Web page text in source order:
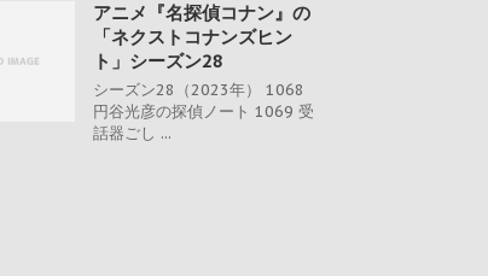
アニメ『名探偵コナン』の
「ネクストコナンズヒン
ト」シーズン28
シーズン28（2023年） 1068
円谷光彦の探偵ノート 1069 受
話器ごし ...